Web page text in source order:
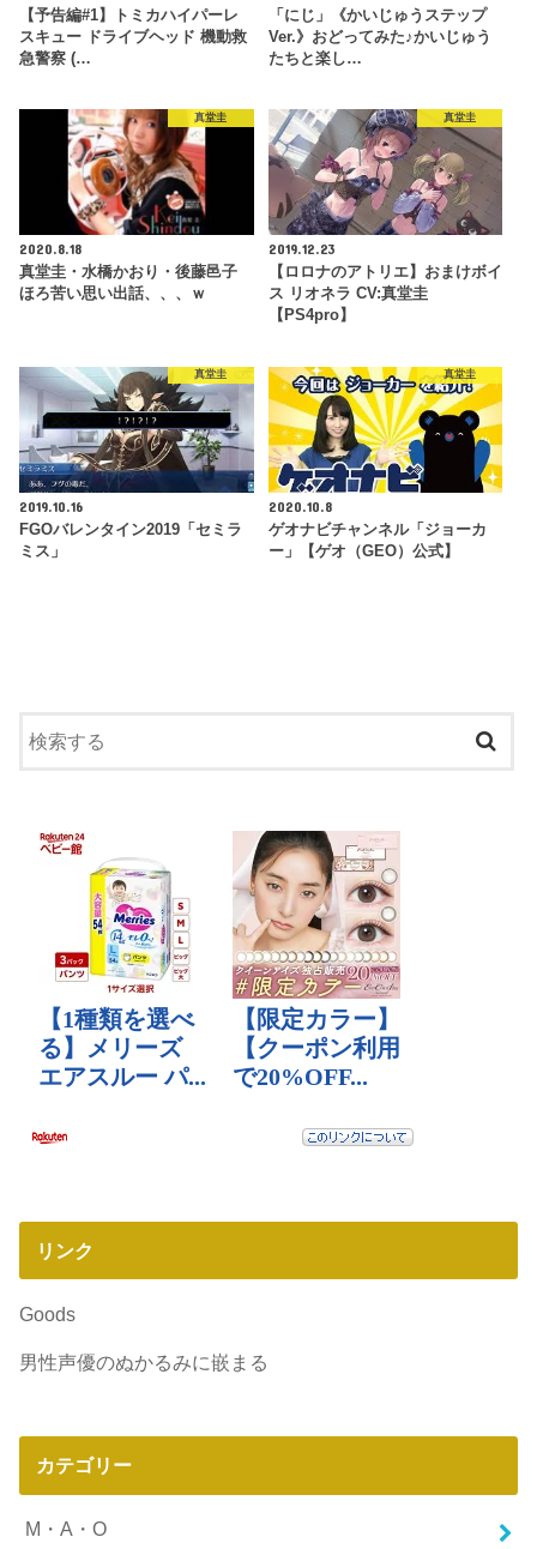
【予告編#1】トミカハイパーレ
スキュー ドライブヘッド 機動救
急警察 (…
「にじ」《かいじゅうステップ
Ver.》おどってみた♪かいじゅう
たちと楽し…
真堂圭
2020.8.18
真堂圭・水橋かおり・後藤邑子
ほろ苦い思い出話、、、ｗ
真堂圭
2019.12.23
【ロロナのアトリエ】おまけボイ
ス リオネラ CV:真堂圭
【PS4pro】
真堂圭
2019.10.16
FGOバレンタイン2019「セミラ
ミス」
真堂圭
2020.10.8
ゲオナビチャンネル「ジョーカ
ー」【ゲオ（GEO）公式】
リンク
Goods
男性声優のぬかるみに嵌まる
カテゴリー
M・A・O